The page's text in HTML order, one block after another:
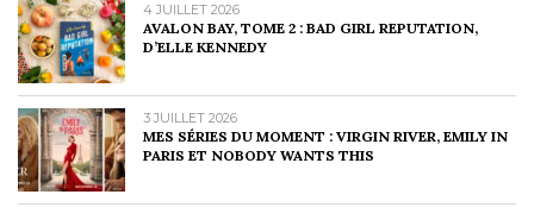
4 JUILLET 2026
AVALON BAY, TOME 2 : BAD GIRL REPUTATION,
D’ELLE KENNEDY
3 JUILLET 2026
MES SÉRIES DU MOMENT : VIRGIN RIVER, EMILY IN
PARIS ET NOBODY WANTS THIS